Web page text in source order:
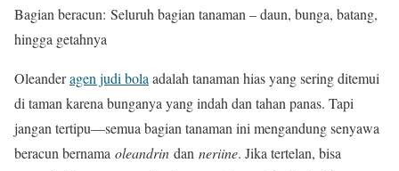
Bagian beracun: Seluruh bagian tanaman – daun, bunga, batang,
hingga getahnya
Oleanderagen judi bolaadalah tanaman hias yang sering ditemui
di taman karena bunganya yang indah dan tahan panas. Tapi
jangan tertipu—semua bagian tanaman ini mengandung senyawa
beracun bernama oleandrin dan neriine. Jika tertelan, bisa